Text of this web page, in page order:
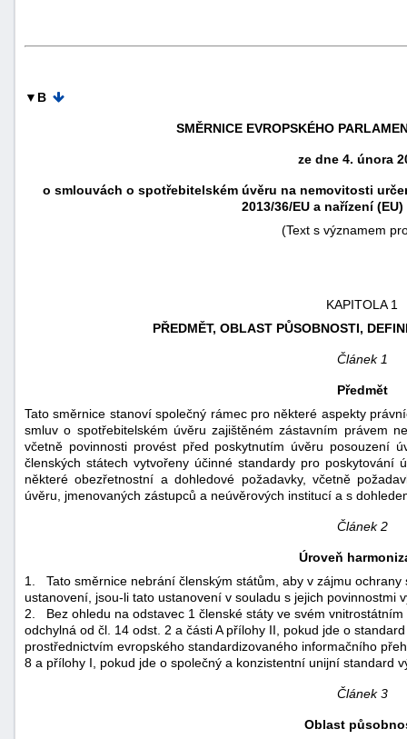
▼B
SMĚRNICE EVROPSKÉHO
ze dne 4. února
o smlouvách o spotřebitelském úvěru na nemovitosti
2013/36/EU a nařízení (EU)
(Text s významem
KAPITOLA 1
PŘEDMĚT, OBLAST PŮSOBNOSTI,
Článek 1
Předmět
Tato směrnice stanoví společný rámec pro některé aspekty
smluv o spotřebitelském úvěru zajištěném zástavním právem
včetně povinnosti provést před poskytnutím úvěru posouzení
členských státech vytvořeny účinné standardy pro
některé obezřetnostní a dohledové požadavky, včetně
úvěru, jmenovaných zástupců a neúvěrových institucí a s
Článek 2
Úroveň
1.
Tato směrnice nebrání členským státům, aby v zájmu
ustanovení, jsou-li tato ustanovení v souladu s jejich povinnostmi
2.
Bez ohledu na odstavec 1 členské státy ve svém
odchylná od čl. 14 odst. 2 a části A přílohy II, pokud jde o
prostřednictvím evropského standardizovaného informačního
8 a přílohy I, pokud jde o společný a konzistentní unijní standard
Článek 3
Oblast
náhrady
"náhradě
škod"